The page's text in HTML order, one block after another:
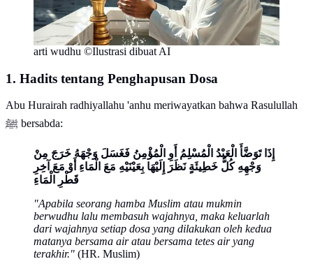
arti wudhu ©Ilustrasi dibuat AI
1. Hadits tentang Penghapusan Dosa
Abu Hurairah radhiyallahu 'anhu meriwayatkan bahwa Rasulullah
ﷺ bersabda:
إِذَا تَوَضَّأَ الْعَبْدُ الْمُسْلِمُ أَوِ الْمُؤْمِنُ فَغَسَلَ وَجْهَهُ خَرَجَ مِنْ
وَجْهِهِ كُلُّ خَطِيئَةٍ نَظَرَ إِلَيْهَا بِعَيْنَيْهِ مَعَ الْمَاءِ أَوْ مَعَ آخِرِ
قَطْرِ الْمَاءِ
"Apabila seorang hamba Muslim atau mukmin
berwudhu lalu membasuh wajahnya, maka keluarlah
dari wajahnya setiap dosa yang dilakukan oleh kedua
matanya bersama air atau bersama tetes air yang
terakhir." (HR. Muslim)